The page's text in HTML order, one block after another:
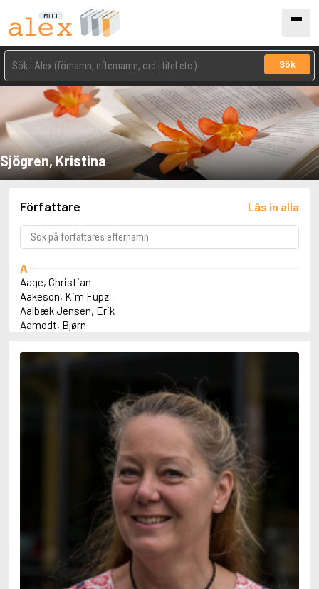
Sök
Sjögren, Kristina
Författare Läs in alla
A
Aage, Christian
Aakeson, Kim Fupz
Aalbæk Jensen, Erik
Aamodt, Bjørn
Abbey, Kieran
Abdel-Fattah, Randa
Abrahams, Peter (f. 1919)
Abrahams, Peter (f. 1947)
Abrahamson, Emmy
Abse, Dannie
Abu-Jaber, Diana